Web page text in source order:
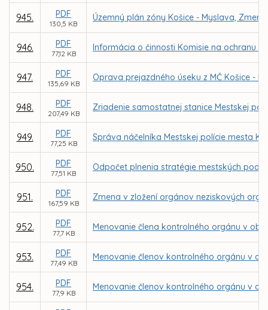
945. PDF
130,5 KB
Územný plán zóny Košice - Myslava,
946. PDF
77,12 KB
Informácia o činnosti Komisie na ochranu
947. PDF
135,69 KB
Oprava prejazdného úseku z MČ Košice -
948. PDF
207,49 KB
Zriadenie samostatnej stanice Mestskej
949. PDF
77,25 KB
Správa náčelníka Mestskej polície mesta
950. PDF
77,51 KB
Odpočet plnenia stratégie mestských
951. PDF
167,59 KB
Zmena v zložení orgánov neziskových
952. PDF
77,7 KB
Menovanie člena kontrolného orgánu v
953. PDF
77,49 KB
Menovanie členov kontrolného orgánu v
954. PDF
77,9 KB
Menovanie členov kontrolného orgánu v